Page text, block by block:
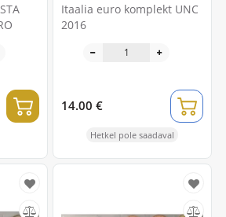
Itaalia euro komplekt UNC
2016
14.00 €
Hetkel pole saadaval